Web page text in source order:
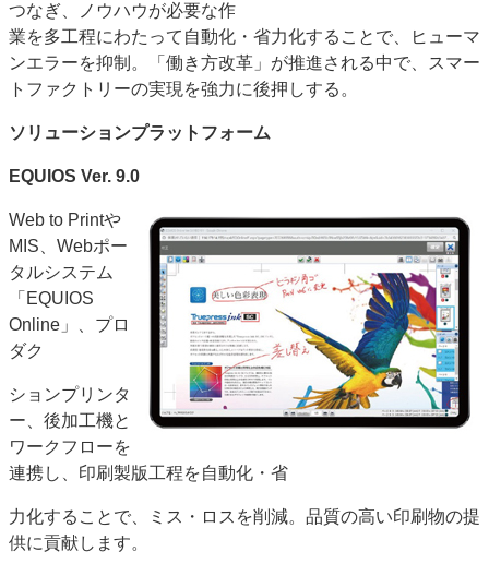
つなぎ、ノウハウが必要な作
業を多工程にわたって自動化・省力化することで、ヒューマ
ンエラーを抑制。「働き方改革」が推進される中で、スマー
トファクトリーの実現を強力に後押しする。
ソリューションプラットフォーム
EQUIOS Ver. 9.0
Web to Printや
MIS、Webポー
タルシステム
「EQUIOS
Online」、プロ
ダク
ションプリンタ
ー、後加工機と
ワークフローを
連携し、印刷製版工程を自動化・省
力化することで、ミス・ロスを削減。品質の高い印刷物の提
供に貢献します。